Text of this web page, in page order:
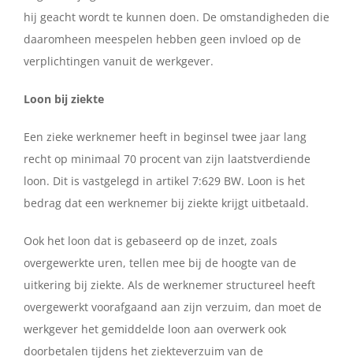
hij geacht wordt te kunnen doen. De omstandigheden die
daaromheen meespelen hebben geen invloed op de
verplichtingen vanuit de werkgever.
Loon bij ziekte
Een zieke werknemer heeft in beginsel twee jaar lang
recht op minimaal 70 procent van zijn laatstverdiende
loon. Dit is vastgelegd in artikel 7:629 BW. Loon is het
bedrag dat een werknemer bij ziekte krijgt uitbetaald.
Ook het loon dat is gebaseerd op de inzet, zoals
overgewerkte uren, tellen mee bij de hoogte van de
uitkering bij ziekte. Als de werknemer structureel heeft
overgewerkt voorafgaand aan zijn verzuim, dan moet de
werkgever het gemiddelde loon aan overwerk ook
doorbetalen tijdens het ziekteverzuim van de